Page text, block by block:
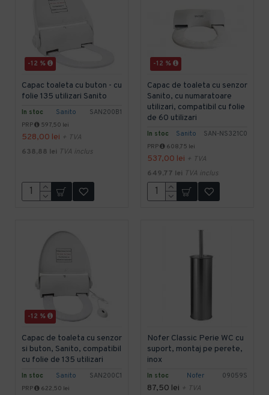
-12 %
In stoc Sanito SAN200B1
Capac toaleta cu buton - cu
folie 135 utilizari Sanito
PRP 597,50 lei
528,00 lei + TVA
638,88 lei TVA inclus
-12 %
In stoc Sanito SAN-NS321C0
Capac de toaleta cu senzor
Sanito, cu numaratoare
utilizari, compatibil cu folie
de 60 utilizari
PRP 608,75 lei
537,00 lei + TVA
649,77 lei TVA inclus
-12 %
In stoc Sanito SAN200C1
Capac de toaleta cu senzor
si buton, Sanito, compatibil
cu folie de 135 utilizari
PRP 622,50 lei
In stoc Nofer 09059S
Nofer Classic Perie WC cu
suport, montaj pe perete,
inox
87,50 lei + TVA